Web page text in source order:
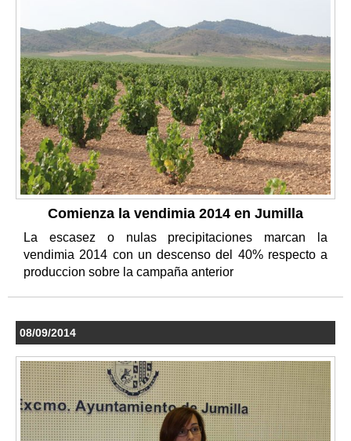
Comienza la vendimia 2014 en Jumilla
La escasez o nulas precipitaciones marcan la
vendimia 2014 con un descenso del 40% respecto a
produccion sobre la campaña anterior
08/09/2014